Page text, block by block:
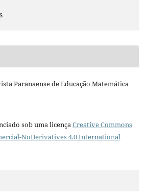
Paranaense de Educação Matemática
sob uma licençaCreative Commons
NoDerivatives 4.0 International